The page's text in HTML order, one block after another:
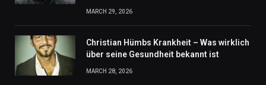
MARCH 29, 2026
Christian Hümbs Krankheit – Was wirklich
über seine Gesundheit bekannt ist
MARCH 28, 2026